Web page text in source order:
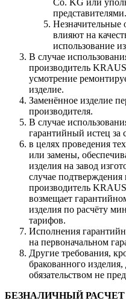
Со. KG или
представителями.
Незначительные
влияют на
использование
В случае
производитель
усмотрение
изделие.
Заменённое изделие
производителя.
В случае
гарантийный истец за
в целях проведения
или замены,
изделия на завод
случае подтверждения
производитель
возмещает
изделия по расчёту
тарифов.
Исполнения
на первоначальном
Другие требования,
бракованного
обязательством не
БЕЗНАЛИЧНЫЙ РАСЧЕТ